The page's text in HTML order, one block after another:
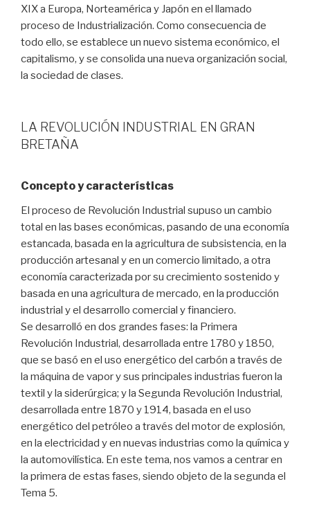
XIX a Europa, Norteamérica y Japón en el llamado
proceso de Industrialización. Como consecuencia de
todo ello, se establece un nuevo sistema económico, el
capitalismo, y se consolida una nueva organización social,
la sociedad de clases.
LA REVOLUCIÓN INDUSTRIAL EN GRAN
BRETAÑA
Concepto y características
El proceso de Revolución Industrial supuso un cambio
total en las bases económicas, pasando de una economía
estancada, basada en la agricultura de subsistencia, en la
producción artesanal y en un comercio limitado, a otra
economía caracterizada por su crecimiento sostenido y
basada en una agricultura de mercado, en la producción
industrial y el desarrollo comercial y financiero.
Se desarrolló en dos grandes fases: la Primera
Revolución Industrial, desarrollada entre 1780 y 1850,
que se basó en el uso energético del carbón a través de
la máquina de vapor y sus principales industrias fueron la
textil y la siderúrgica; y la Segunda Revolución Industrial,
desarrollada entre 1870 y 1914, basada en el uso
energético del petróleo a través del motor de explosión,
en la electricidad y en nuevas industrias como la química y
la automovilística. En este tema, nos vamos a centrar en
la primera de estas fases, siendo objeto de la segunda el
Tema 5.